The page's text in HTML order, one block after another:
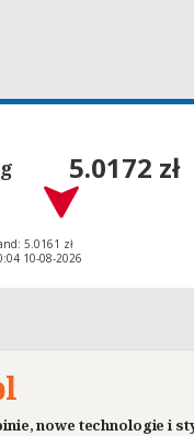
5.0172 zł
5.0161 zł
10-08-2026
nowe technologie i